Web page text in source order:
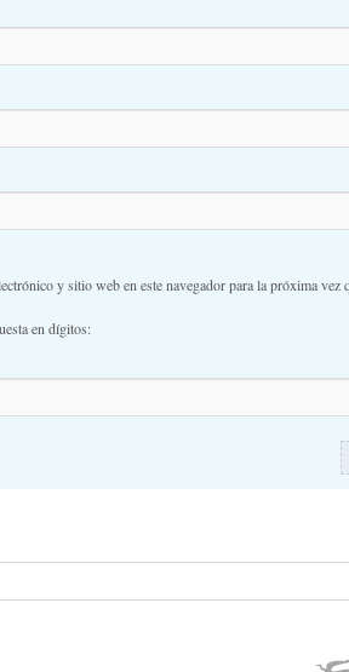
y sitio web en este navegador para la próxima vez
en dígitos: